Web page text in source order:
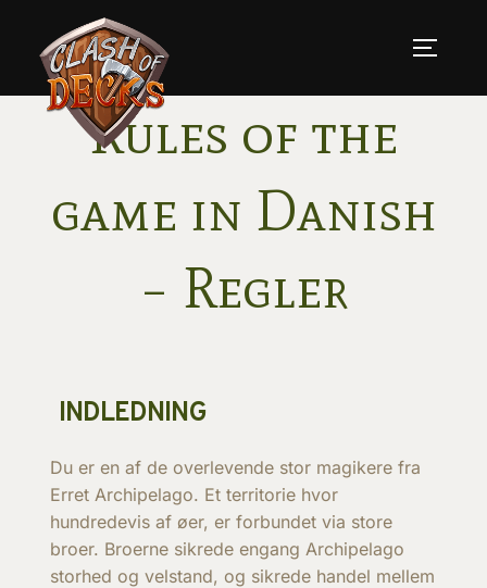
content
Rules of the
game in Danish
– Regler
INDLEDNING
Du er en af de overlevende stor magikere fra
Erret Archipelago. Et territorie hvor
hundredevis af øer, er forbundet via store
broer. Broerne sikrede engang Archipelago
storhed og velstand, og sikrede handel mellem